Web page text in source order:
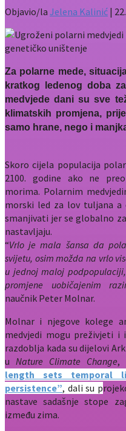
Objavio/la Jelena Kalinić |
Za polarne mede,
kratkog ledenog doba
medvjede dani su sve
klimatskih promjena,
samo hrane, nego i
Skoro cijela populacija
2100. godine ako ne
morima. Polarnim
morski led za lov tuljana a
smanjivati jer se globalno
nastavljaju.
“Vrlo je mala šansa da
svijetu, osim možda na vrlo
u jednoj maloj
promjene uobičajenim
naučnik Peter Molnar.
Molnar i njegove kolege
medvjedi mogu preživjeti i
razdoblja kada su dijelovi
uNature Climate Change,
length sets temporal
persistence”, dali su p
nastave sadašnje stope
između zima.